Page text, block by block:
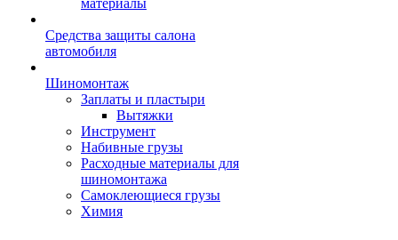
материалы
Средства защиты салона
автомобиля
Шиномонтаж
Заплаты и пластыри
Вытяжки
Инструмент
Набивные грузы
Расходные материалы для
шиномонтажа
Самоклеющиеся грузы
Химия